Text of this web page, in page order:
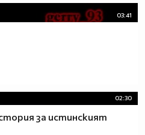
03:41
02:30
за истинският